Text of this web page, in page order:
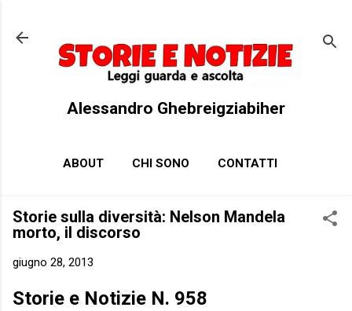
Alessandro Ghebreigziabiher
ABOUT CHI SONO CONTATTI
Storie sulla diversità: Nelson Mandela
morto, il discorso
giugno 28, 2013
Storie e Notizie N. 958